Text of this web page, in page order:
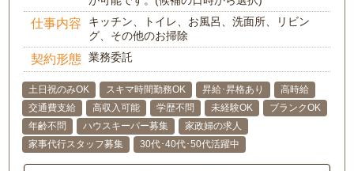
仕事内容
キッチン、トイレ、お風呂、洗面所、リビン
グ、その他のお掃除
契約形態 業務委託
土日祝のみOK スキマ時間勤務OK 昇給･昇格あり
高時給
交通費支給
高収入可能 学歴不問 未経験OK
ブランクOK
年齢不問
ハウスキーパー募集
家政婦の求人
家事代行スタッフ募集
30代･40代･50代活躍中